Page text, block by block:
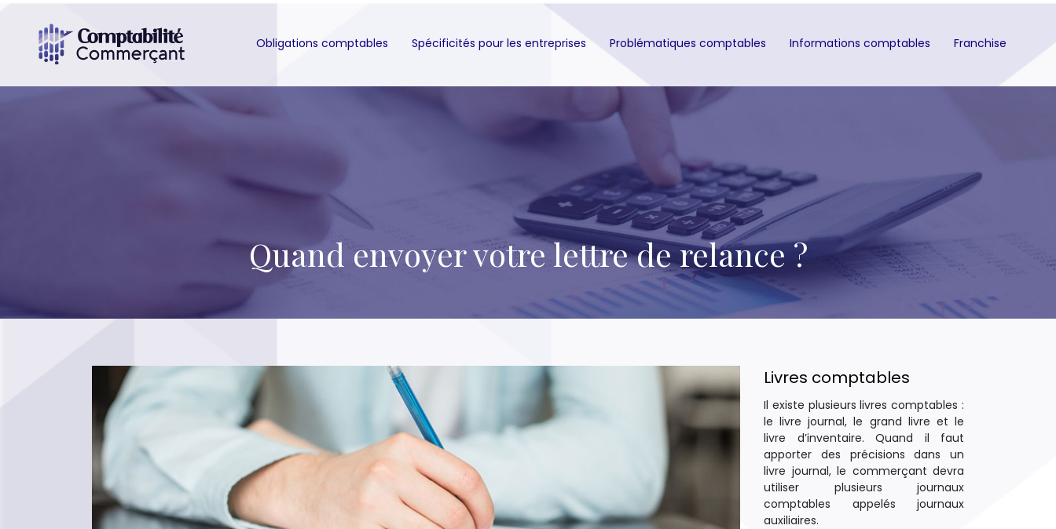
Obligations comptables Spécificités pour les entreprises Problématiques comptables Informations comptables Franchise
Quand envoyer votre lettre de relance ?
Livres comptables
Il existe plusieurs livres comptables :
le livre journal, le grand livre et le
livre d’inventaire. Quand il faut
apporter des précisions dans un
livre journal, le commerçant devra
utiliser plusieurs journaux
comptables appelés journaux
auxiliaires.